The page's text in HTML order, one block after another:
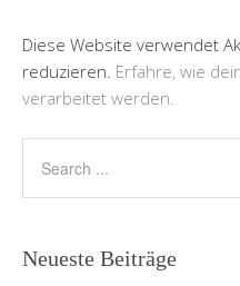
Diese Website verwendet
reduzieren. Erfahre, wie
verarbeitet werden.
Neueste Beiträge